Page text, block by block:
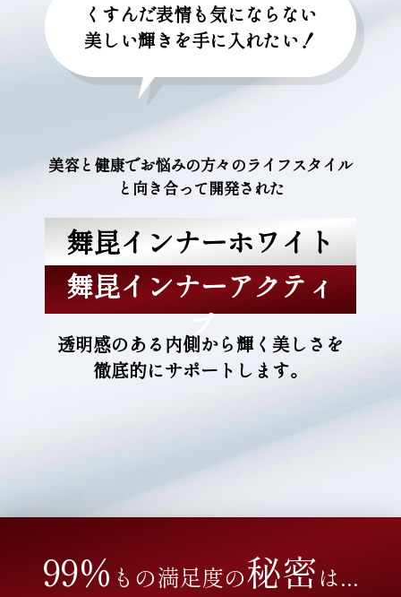
くすんだ表情も気にならない
美しい輝きを手に入れたい！
美容と健康でお悩みの方々のライフスタイル
と向き合って開発された
舞昆インナーホワイト
舞昆インナーアクティ
ブ
透明感のある内側から輝く美しさを
徹底的にサポートします。
99% もの満足度の秘密は...